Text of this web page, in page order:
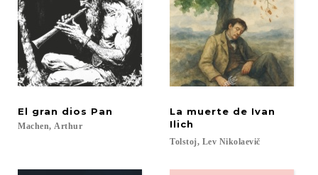
El gran dios Pan
Machen, Arthur
La muerte de Ivan
Ilich
Tolstoj, Lev Nikolaevič